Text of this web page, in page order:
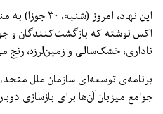
این نهاد،
اکس نوشته که بازگشت‌کنندگان و
ناداری، خشک‌سالی و زمین‌لرزه، رنج
برنامه‌ی توسعه‌ای سازمان ملل
جوامع میزبان آن‌ها برای بازسازی